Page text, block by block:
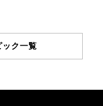
ック一覧